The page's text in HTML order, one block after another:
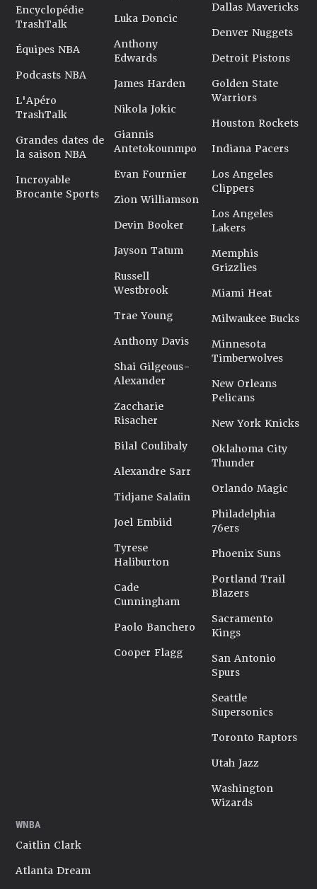
Encyclopédie
TrashTalk
Équipes NBA
Podcasts NBA
L'Apéro
TrashTalk
Grandes dates de
la saison NBA
Incroyable
Brocante Sports
Luka Doncic
Anthony
Edwards
James Harden
Nikola Jokic
Giannis
Antetokounmpo
Evan Fournier
Zion Williamson
Devin Booker
Jayson Tatum
Russell
Westbrook
Trae Young
Anthony Davis
Shai Gilgeous-
Alexander
Zaccharie
Risacher
Bilal Coulibaly
Alexandre Sarr
Tidjane Salaün
Joel Embiid
Tyrese
Haliburton
Cade
Cunningham
Paolo Banchero
Cooper Flagg
Dallas Mavericks
Denver Nuggets
Detroit Pistons
Golden State
Warriors
Houston Rockets
Indiana Pacers
Los Angeles
Clippers
Los Angeles
Lakers
Memphis
Grizzlies
Miami Heat
Milwaukee Bucks
Minnesota
Timberwolves
New Orleans
Pelicans
New York Knicks
Oklahoma City
Thunder
Orlando Magic
Philadelphia
76ers
Phoenix Suns
Portland Trail
Blazers
Sacramento
Kings
San Antonio
Spurs
Seattle
Supersonics
Toronto Raptors
Utah Jazz
Washington
Wizards
WNBA
Caitlin Clark
Atlanta Dream